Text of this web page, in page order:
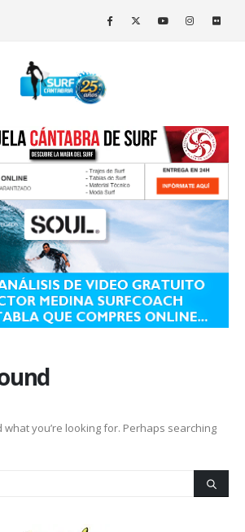
what you’re looking for. Perhaps searching